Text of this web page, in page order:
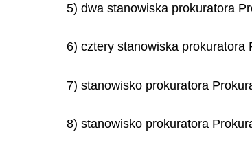
5) dwa stanowiska prokuratora
6) cztery stanowiska prokuratora
7) stanowisko prokuratora
8) stanowisko prokuratora